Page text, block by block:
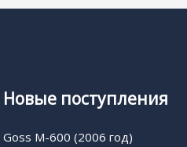
Новые поступления
Goss M-600 (2006 год)